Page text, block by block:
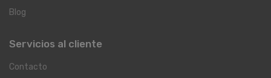
Blog
Servicios al cliente
Contacto